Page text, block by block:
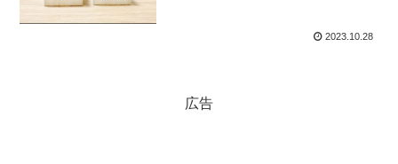
2023.10.28
広告